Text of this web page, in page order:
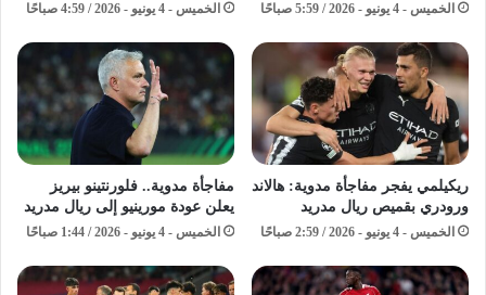
الخميس - 4 يونيو - 2026 / 5:59 صباحًا الخميس - 4 يونيو - 2026 / 4:59 صباحًا
ريكيلمي يفجر مفاجأة مدوية: هالاند
ورودري بقميص ريال مدريد
الخميس - 4 يونيو - 2026 / 2:59 صباحًا
مفاجأة مدوية.. فلورنتينو بيريز
يعلن عودة مورينيو إلى ريال مدريد
الخميس - 4 يونيو - 2026 / 1:44 صباحًا